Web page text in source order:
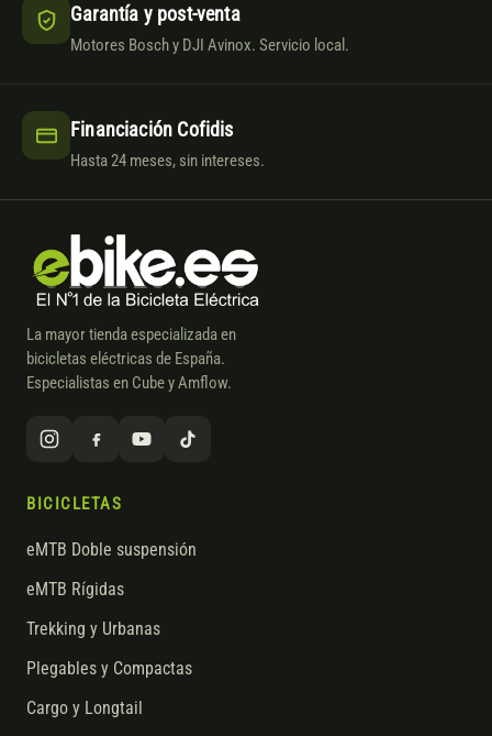
Garantía y post-venta
Motores Bosch y DJI Avinox. Servicio local.
Financiación Cofidis
Hasta 24 meses, sin intereses.
La mayor tienda especializada en
bicicletas eléctricas de España.
Especialistas en Cube y Amflow.
BICICLETAS
eMTB Doble suspensión
eMTB Rígidas
Trekking y Urbanas
Plegables y Compactas
Cargo y Longtail